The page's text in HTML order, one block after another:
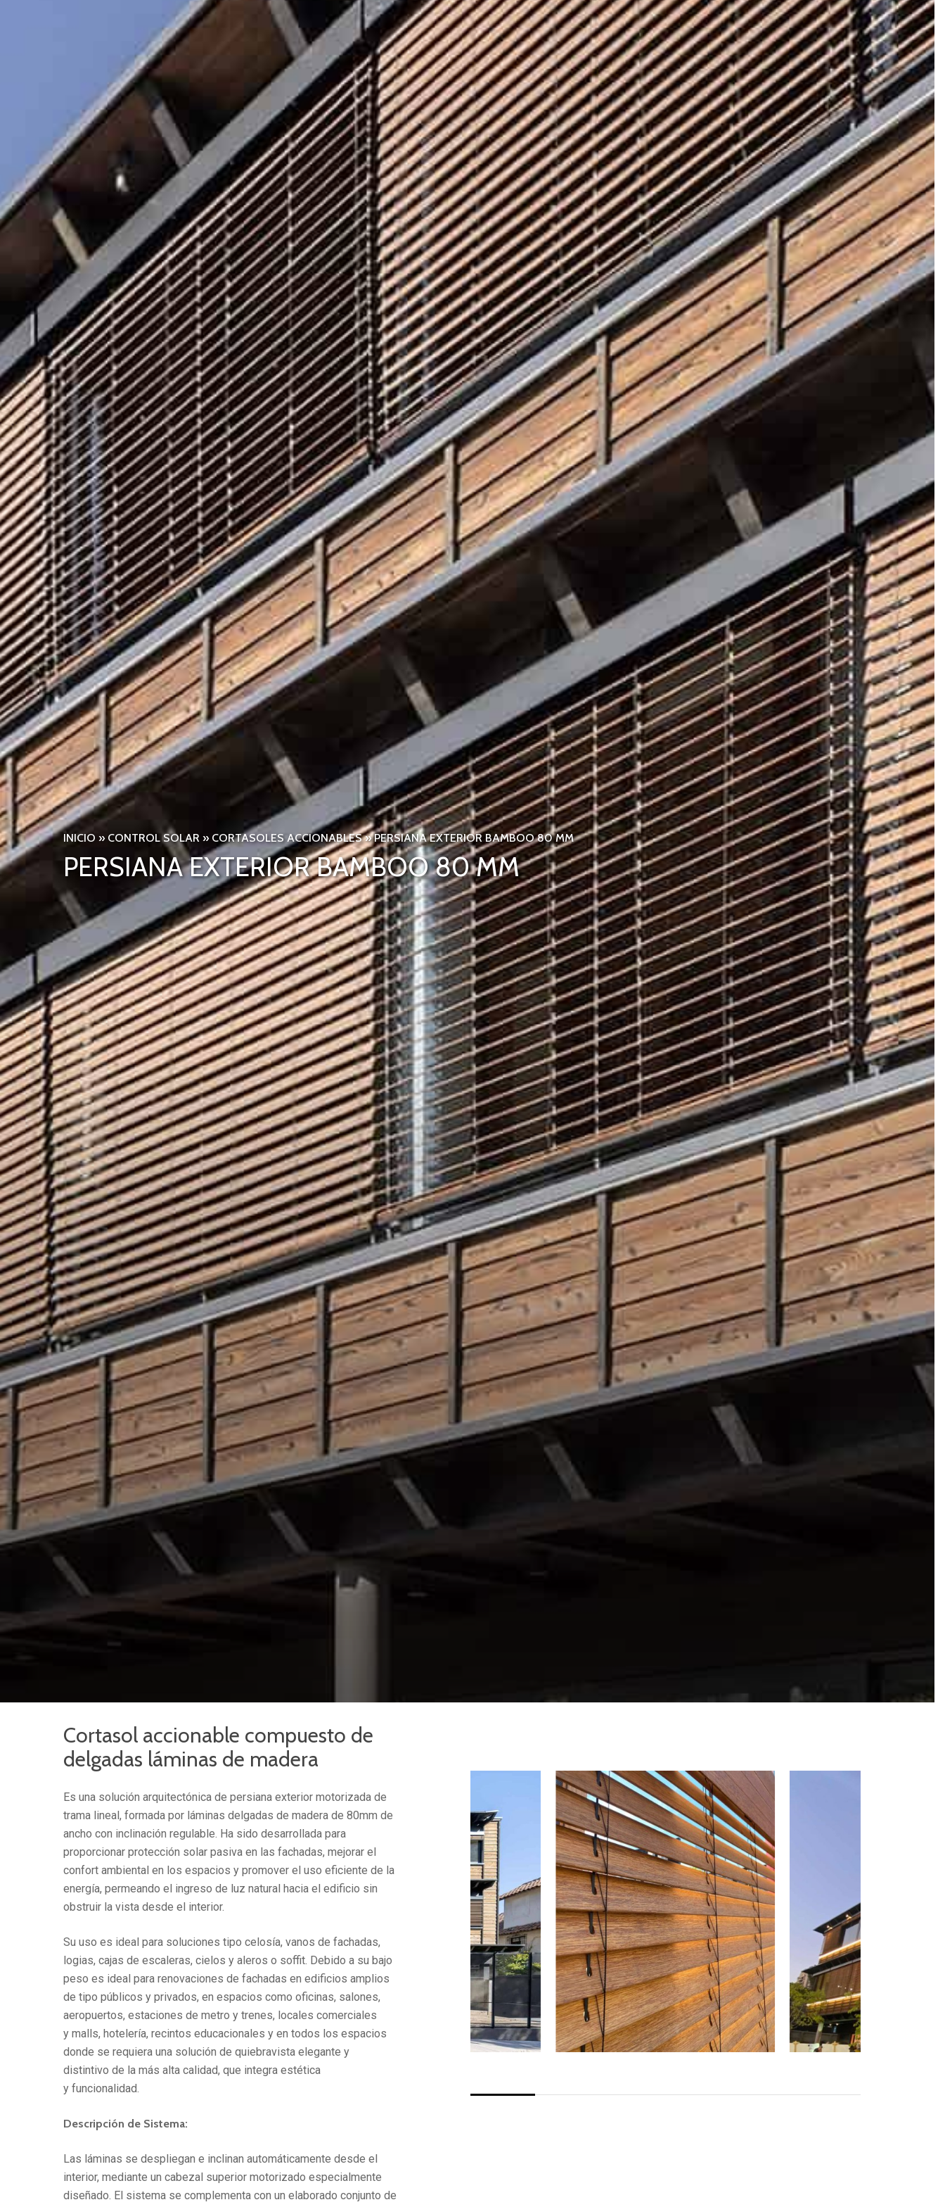
INICIO » CONTROL SOLAR » CORTASOLES ACCIONABLES»PERSIANA EXTERIOR BAMBOO 80 MM
PERSIANA EXTERIOR BAMBOO 80 MM
Cortasol accionable compuesto de
delgadas láminas de madera
Es una solución arquitectónica de persiana exterior motorizada de
trama lineal, formada por láminas delgadas de madera de 80mm de
ancho con inclinación regulable. Ha sido desarrollada para
proporcionar protección solar pasiva en las fachadas, mejorar el
confort ambiental en los espacios y promover el uso eficiente de la
energía, permeando el ingreso de luz natural hacia el edificio sin
obstruir la vista desde el interior.
Su uso es ideal para soluciones tipo celosía, vanos de fachadas,
logias, cajas de escaleras, cielos y aleros o soffit. Debido a su bajo
peso es ideal para renovaciones de fachadas en edificios amplios
de tipo públicos y privados, en espacios como oficinas, salones,
aeropuertos, estaciones de metro y trenes, locales comerciales
y malls, hotelería, recintos educacionales y en todos los espacios
donde se requiera una solución de quiebravista elegante y
distintivo de la más alta calidad, que integra estética
y funcionalidad.
Descripción de Sistema:
Las láminas se despliegan e inclinan automáticamente desde el
interior, mediante un cabezal superior motorizado especialmente
diseñado. El sistema se complementa con un elaborado conjunto de